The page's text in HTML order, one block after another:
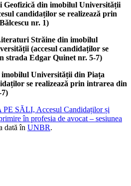
Geofizică din imobilul Universității
candidaților se realizează prin
nr. 1)
Străine din imobilul
(accesul candidaților se
strada Edgar Quinet nr. 5-7)
Universității din Piața
se realizează prin intrarea din
SĂLI, Accesul Candidaților și
în profesia de avocat – sesiunea
dată în UNBR.